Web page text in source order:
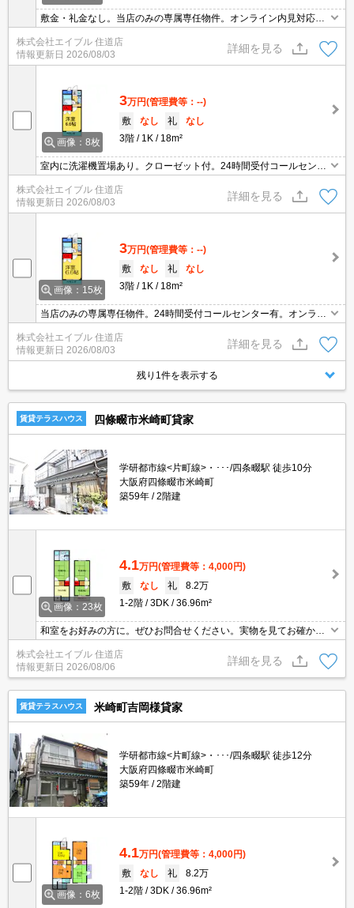
敷金・礼金なし。当店のみの専属専任物件。オンライン内見対応
可。家賃の支払でポイントたまります（条件あり）。引越会社指定
(実費)。
株式会社エイブル 住道店
情報更新日 2026/08/03
詳細を見る
画像：8枚
3万円(管理費等：--)
敷
なし 礼
なし
3階
1K 18m²
室内に洗濯機置場あり。クローゼット付。24時間受付コールセンタ
ー有。初期費用・家賃カード払い可。引越会社指定(実費)。敷金・
礼金0物件です!。ぜひお問合せください。
株式会社エイブル 住道店
情報更新日 2026/08/03
詳細を見る
画像：15枚
3万円(管理費等：--)
敷
なし 礼
なし
3階
1K 18m²
当店のみの専属専任物件。24時間受付コールセンター有。オンライ
ン内見対応可。南向き。家賃の支払でポイントたまります（条件あ
り）。初期費用・家賃カード払い可。全居室に収納スペースあり。
株式会社エイブル 住道店
情報更新日 2026/08/03
詳細を見る
残り1件を表示する
賃貸テラスハウス 四條畷市米崎町貸家
学研都市線<片町線>・･･･/四条畷駅 徒歩10分
大阪府四條畷市米崎町
築59年
2階建
画像：23枚
4.1万円(管理費等：4,000円)
敷
なし 礼
8.2万
1-2階
3DK 36.96m²
和室をお好みの方に。ぜひお問合せください。実物を見てお確かめ
ください。かわいいワンちゃん・ネコちゃんも飼育OK!。ぜひお問
い合わせください!。バス・トイレ別。TVインターホン付き。
株式会社エイブル 住道店
情報更新日 2026/08/06
詳細を見る
賃貸テラスハウス 米崎町吉岡様貸家
学研都市線<片町線>・･･･/四条畷駅 徒歩12分
大阪府四條畷市米崎町
築59年
2階建
画像：6枚
4.1万円(管理費等：4,000円)
敷
なし 礼
8.2万
1-2階
3DK 36.96m²